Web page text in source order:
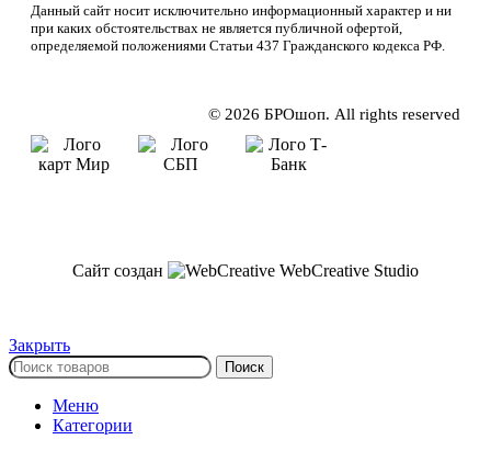
Данный сайт носит исключительно информационный характер и ни
при каких обстоятельствах не является публичной офертой,
определяемой положениями Статьи 437 Гражданского кодекса РФ.
© 2026 БРОшоп. All rights reserved
Сайт создан WebCreative Studio
Закрыть
Поиск
Меню
Категории